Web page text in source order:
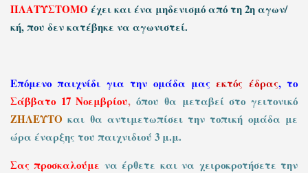
ΠΛΑΤΥΣΤΟΜΟ έχει και ένα μηδενισμό από τη 2η αγων/
κή, που δεν κατέβηκε να αγωνιστεί.
Επόμενο παιχνίδι για την ομάδα μαςεκτός έδρας, το
Σάββατο 17 Νοεμβρίου,όπου θα μεταβεί στο γειτονικό
ΖΗΛΕΥΤΟ και θα αντιμετωπίσει την τοπική ομάδα με
ώρα έναρξης του παιχνιδιού 3 μ.μ.
Σας προσκαλούμε να έρθετε και να χειροκροτήσετε την